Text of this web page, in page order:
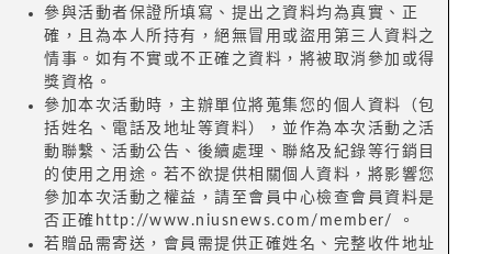
參與活動者保證所填寫、提出之資料均為真實、正
確，且為本人所持有，絕無冒用或盜用第三人資料之
情事。如有不實或不正確之資料，將被取消參加或得
獎資格。
參加本次活動時，主辦單位將蒐集您的個人資料（包
括姓名、電話及地址等資料），並作為本次活動之活
動聯繫、活動公告、後續處理、聯絡及紀錄等行銷目
的使用之用途。若不欲提供相關個人資料，將影響您
參加本次活動之權益，請至會員中心檢查會員資料是
否正確http://www.niusnews.com/member/ 。
若贈品需寄送，會員需提供正確姓名、完整收件地址